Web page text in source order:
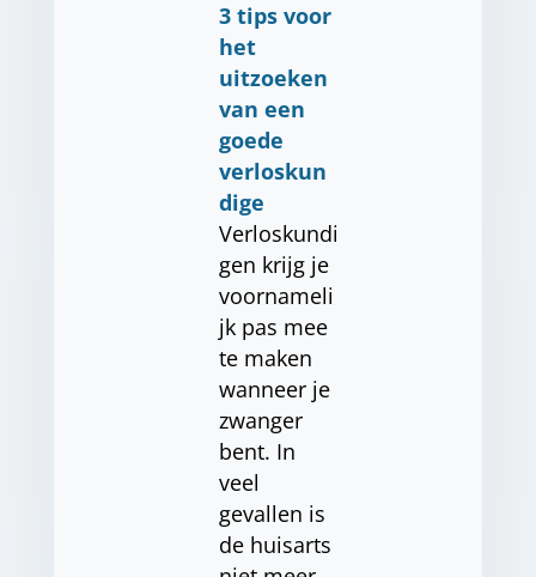
3 tips voor
het
uitzoeken
van een
goede
verloskun
dige
Verloskundi
gen krijg je
voornameli
jk pas mee
te maken
wanneer je
zwanger
bent. In
veel
gevallen is
de huisarts